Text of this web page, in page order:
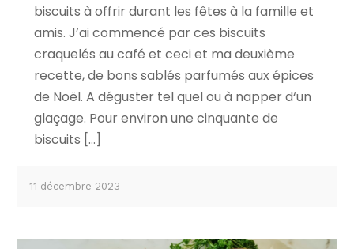
biscuits à offrir durant les fêtes à la famille et
amis. J’ai commencé par ces biscuits
craquelés au café et ceci et ma deuxième
recette, de bons sablés parfumés aux épices
de Noël. A déguster tel quel ou à napper d‘un
glaçage. Pour environ une cinquante de
biscuits […]
11 décembre 2023